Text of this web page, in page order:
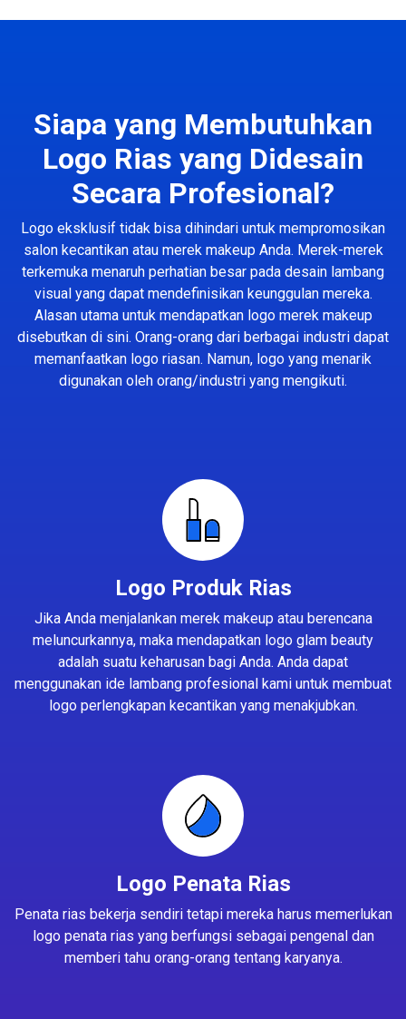
Siapa yang Membutuhkan
Logo Rias yang Didesain
Secara Profesional?
Logo eksklusif tidak bisa dihindari untuk mempromosikan
salon kecantikan atau merek makeup Anda. Merek-merek
terkemuka menaruh perhatian besar pada desain lambang
visual yang dapat mendefinisikan keunggulan mereka.
Alasan utama untuk mendapatkan logo merek makeup
disebutkan di sini. Orang-orang dari berbagai industri dapat
memanfaatkan logo riasan. Namun, logo yang menarik
digunakan oleh orang/industri yang mengikuti.
Logo Produk Rias
Jika Anda menjalankan merek makeup atau berencana
meluncurkannya, maka mendapatkan logo glam beauty
adalah suatu keharusan bagi Anda. Anda dapat
menggunakan ide lambang profesional kami untuk membuat
logo perlengkapan kecantikan yang menakjubkan.
Logo Penata Rias
Penata rias bekerja sendiri tetapi mereka harus memerlukan
logo penata rias yang berfungsi sebagai pengenal dan
memberi tahu orang-orang tentang karyanya.